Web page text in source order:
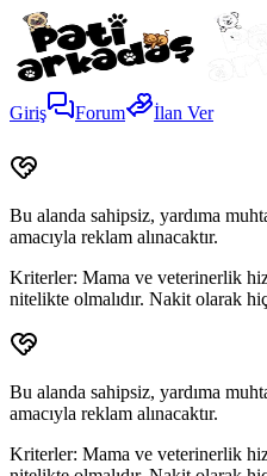
Giriş Forum İlan Ver
Bu alanda sahipsiz, yardıma
amacıyla reklam alınacaktır.
Kriterler: Mama ve veterinerlik
nitelikte olmalıdır. Nakit olarak
Bu alanda sahipsiz, yardıma
amacıyla reklam alınacaktır.
Kriterler: Mama ve veterinerlik